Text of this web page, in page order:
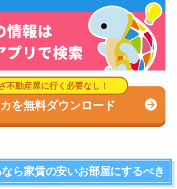
を無料ダウンロード
ら家賃の安いお部屋にするべき